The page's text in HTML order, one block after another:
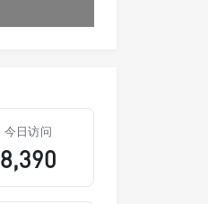
今日访问
8,390